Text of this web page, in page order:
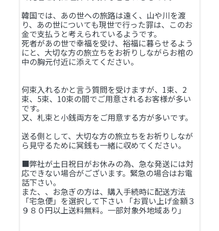
韓国では、あの世への旅路は遠く、山や川を渡
り、あの世についても現世で行った罪は、このお
金で支払うと考えられているようです。
死者があの世で幸福を受け、裕福に暮らせるよう
にと、大切な方の旅立ちをお祈りしながらお棺の
中の胸元付近に添えてください。
何束入れるかと言う質問を受けますが、1束、2
束、5束、10束の間でご用意されるお客様が多い
です。
又、札束と小銭両方をご用意する方が多いです。
送る側として、大切な方の旅立ちをお祈りしなが
ら見守るために冥銭も一緒に収めてください。
■弊社が土日祝日がお休みの為、急な発送には対
応できない場合がございます。緊急の場合はお電
話下さい。
また、、お急ぎの方は、購入手続時に配送方法
「宅急便」を選択して下さい 「お買い上げ金額３
９８０円以上送料無料。一部対象外地域あり」